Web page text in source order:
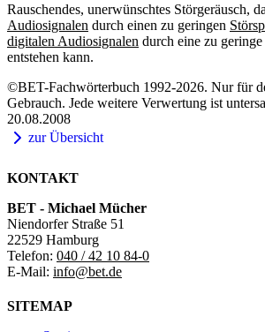
Rauschendes, unerwünschtes Störgeräusch,
Audiosignalen durch einen zu geringen
digitalen Audiosignalen durch eine zu geringe
entstehen kann.
©BET-Fachwörterbuch 1992-2026. Nur für
Gebrauch. Jede weitere Verwertung ist
20.08.2008
zur Übersicht
KONTAKT
BET - Michael Mücher
Niendorfer Straße 51
22529 Hamburg
Telefon: 040 / 42 10 84-0
E-Mail: info@bet.de
SITEMAP